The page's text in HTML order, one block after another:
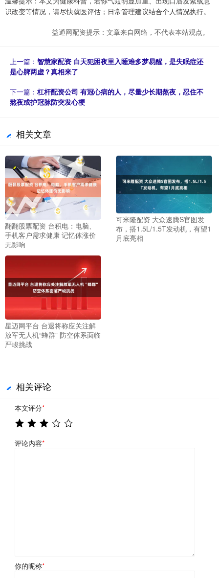
识改变等情况，请尽快就医评估；日常管理建议结合个人情况执行。
益通网配资提示：文章来自网络，不代表本站观点。
上一篇： 智慧家配资 白天犯困夜里入睡难多梦易醒，是失眠症还
是心脾两虚？真相来了
下一篇： 杠杆配资公司 有冠心病的人，尽量少长期熬夜，忍住不
熬夜或护冠脉防突发心梗
相关文章
翻翻股票配资 台积电：电脑、
手机客户需求健康 记忆体涨价
无影响
可米隆配资 大众速腾S官图发
布，搭1.5L/1.5T发动机，有望1
月底亮相
星迈网平台 台退将称应关注解
放军无人机“蜂群” 防空体系面临
严峻挑战
相关评论
本文评分*
评论内容*
你的昵称*